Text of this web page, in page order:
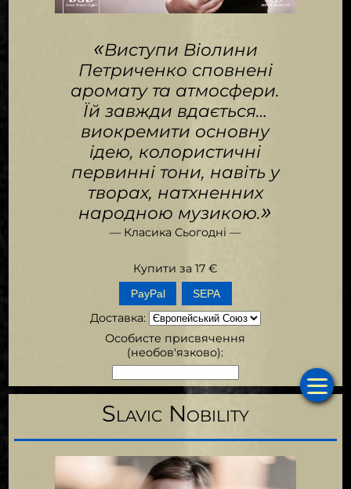
«Виступи Віолини
Петриченко сповнені
аромату та атмосфери.
Їй завжди вдається…
виокремити основну
ідею, колористичні
первинні тони, навіть у
творах, натхненних
народною музикою.»
— Класика Сьогодні —
Купити за 17€
SEPA
Доставка:
Особисте присвячення
(необов'язково):
Slavic Nobility